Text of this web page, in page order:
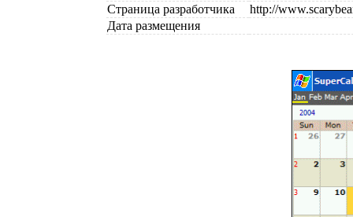
Страница разработчика
http://
Дата размещения